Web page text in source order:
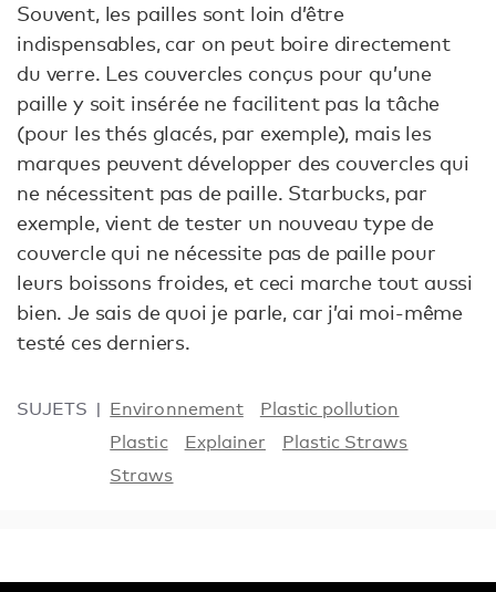
Souvent, les pailles sont loin d’être
indispensables, car on peut boire directement
du verre. Les couvercles conçus pour qu’une
paille y soit insérée ne facilitent pas la tâche
(pour les thés glacés, par exemple), mais les
marques peuvent développer des couvercles qui
ne nécessitent pas de paille. Starbucks, par
exemple, vient de tester un nouveau type de
couvercle qui ne nécessite pas de paille pour
leurs boissons froides, et ceci marche tout aussi
bien. Je sais de quoi je parle, car j’ai moi-même
testé ces derniers.
SUJETS Environnement
Plastic pollution
Plastic
Explainer
Plastic Straws
Straws